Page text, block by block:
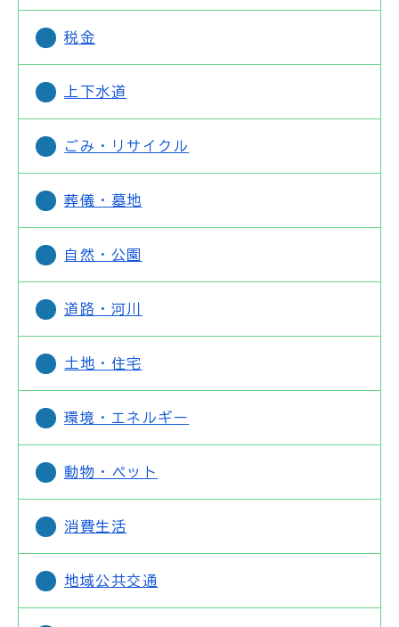
税金
上下水道
ごみ・リサイクル
葬儀・墓地
自然・公園
道路・河川
土地・住宅
環境・エネルギー
動物・ペット
消費生活
地域公共交通